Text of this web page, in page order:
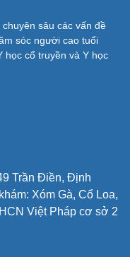
sâu các vấn đề
sóc người cao tuổi
học cổ truyền và Y học
Trần Điền, Định
Xóm Gà, Cổ Loa,
Việt Pháp cơ sở 2